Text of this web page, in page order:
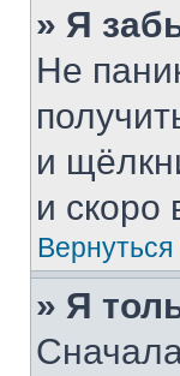
» Я
Не
и
и
Вернуться
» Я